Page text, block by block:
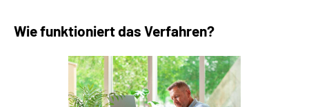
Leichte Sprache
Wie funktioniert das Verfahren?